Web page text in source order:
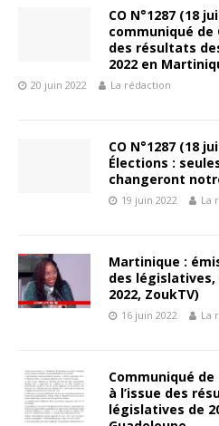
CO N°1287 (18
communiqué de
des résultats
2022 en
20 juin 2022 La rédaction
CO N°1287 (18
Élections :
changeront
19 juin 2022 La
Martinique :
des législatives,
2022, ZoukTV)
16 juin 2022 La
Communiqué
à l’issue des
législatives de